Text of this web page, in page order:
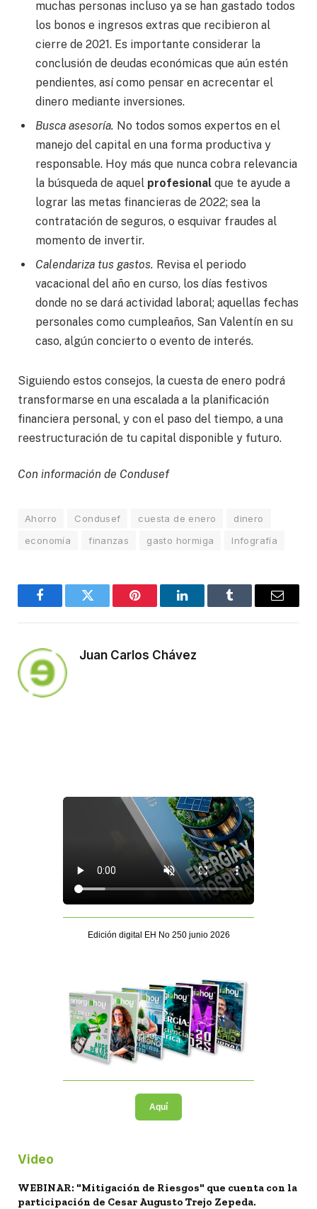
muchas personas incluso ya se han gastado todos
los bonos e ingresos extras que recibieron al
cierre de 2021. Es importante considerar la
conclusión de deudas económicas que aún estén
pendientes, así como pensar en acrecentar el
dinero mediante inversiones.
Busca asesoría. No todos somos expertos en el
manejo del capital en una forma productiva y
responsable. Hoy más que nunca cobra relevancia
la búsqueda de aquel profesional que te ayude a
lograr las metas financieras de 2022; sea la
contratación de seguros, o esquivar fraudes al
momento de invertir.
Calendariza tus gastos. Revisa el periodo
vacacional del año en curso, los días festivos
donde no se dará actividad laboral; aquellas fechas
personales como cumpleaños, San Valentín en su
caso, algún concierto o evento de interés.
Siguiendo estos consejos, la cuesta de enero podrá
transformarse en una escalada a la planificación
financiera personal, y con el paso del tiempo, a una
reestructuración de tu capital disponible y futuro.
Con información de Condusef
Ahorro Condusef cuesta de enero
dinero
economía
finanzas gasto hormiga Infografía
FacebookTwitter Pinterest LinkedInTumblr Email
Juan Carlos Chávez
Edición digital EH No 250 junio 2026
Aquí
Video
WEBINAR: "Mitigación de Riesgos" que cuenta con la
participación de Cesar Augusto Trejo Zepeda.